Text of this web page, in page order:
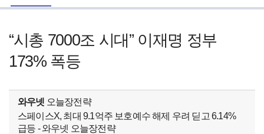
“시총 7000조 시대” 이재명 정부
173% 폭등
와우넷 오늘장전략
스페이스X, 최대 9.1억주 보호예수 해제 우려 딛고 6.14%
급등 - 와우넷 오늘장전략